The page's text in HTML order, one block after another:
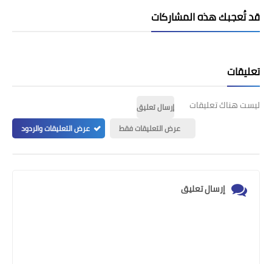
قد تُعجبك هذه المشاركات
تعليقات
ليست هناك تعليقات
إرسال تعليق
عرض التعليقات فقط
عرض التعليقات والردود
إرسال تعليق